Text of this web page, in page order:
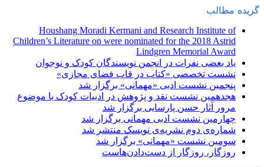
گزیده مطالب
Houshang Moradi Kermani and Research Institute of
Children’s Literature on were nominated for the 2018 Astrid
Lindgren Memorial Award
یاد بعضی نفرات در انجمن نویسندگان کودک و نوجوان
نشست تخصصی «کتاب در قاب فضای مجازی»
پنجمین نشست ادبی «مهمانی» برگزار شد
هجدهمین نشست نقد و پژوهش در ادبیات کودک با موضوع
مرور آثار حسن پارسایی برگزار شد
چهارمین نشست ادبی مهمانی برگزار شد
شماره‌ی دوم نشریه‌ی نویسک منتشر شد
سومین نشست «مهمانی» برگزار شد
روزگار، روزگار از دست‌دادن‌هاست